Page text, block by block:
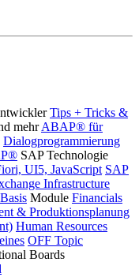
Tips + Tricks &
mehr ABAP® für
Dialogprogrammierung
SAP Technologie
UI5, JavaScript SAP
Infrastructure
Basis Module Financials
& Produktionsplanung
Human Resources
OFF Topic
Boards